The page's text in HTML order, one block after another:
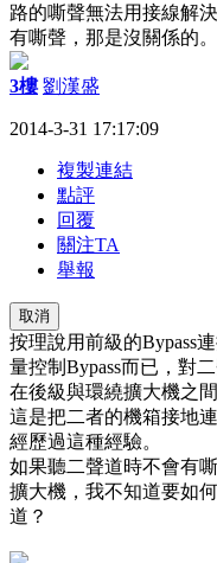
路的嘶聲無法用接線解
有嘶聲，那是沒關係的
3樓 劉漢盛
2014-3-31 17:17:09
複製連結
點評
回覆
關注TA
舉報
取消
按理說用前級的Bypass
量控制Bypass而已，對
在後級與環繞擴大機之
這是把二者的機箱接地
經歷過這種經驗。
如果聽二聲道時不會有
擴大機，我不知道要如
道？